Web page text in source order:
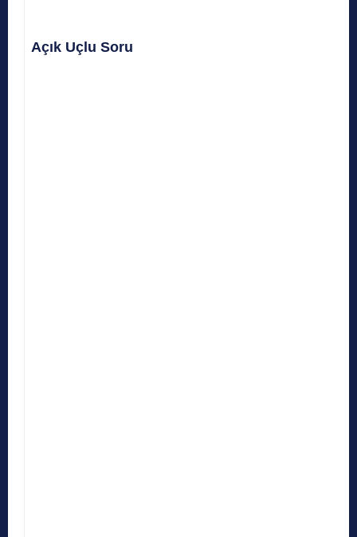
Açık Uçlu Soru